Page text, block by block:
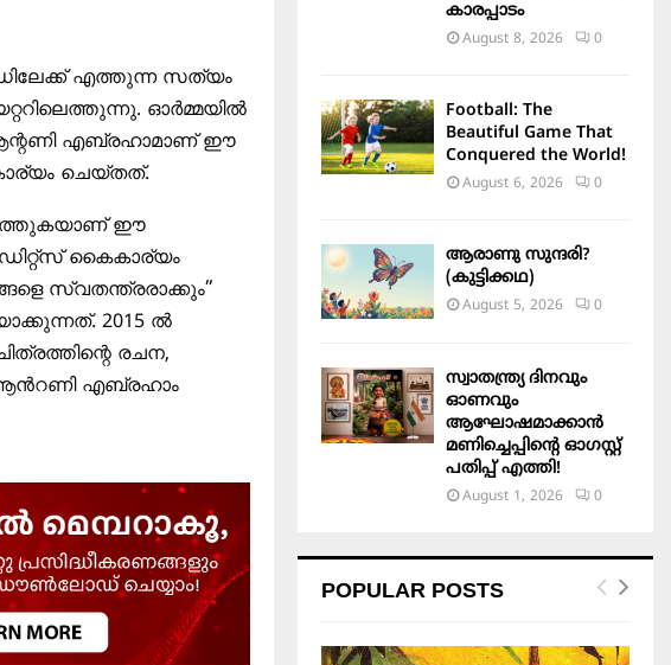
എത്തുന്ന സത്യം
ഓർമ്മയിൽ
എബ്രഹാമാണ് ഈ
ചെയ്തത്.
എത്തുകയാണ് ഈ
കൈകാര്യം
സ്വതന്ത്രരാക്കും”
2015 ൽ
രചന,
ആൻറണി എബ്രഹാം
കാരപ്പാടം
August 8, 2026 0
Football: The
Beautiful Game That
Conquered the World!
August 6, 2026 0
ആരാണു സുന്ദരി?
(കുട്ടിക്കഥ)
August 5, 2026 0
സ്വാതന്ത്ര്യ ദിനവും
ഓണവും
ആഘോഷമാക്കാൻ
മണിച്ചെപ്പിന്റെ ഓഗസ്റ്റ്
പതിപ്പ് എത്തി!
August 1, 2026 0
POPULAR POSTS